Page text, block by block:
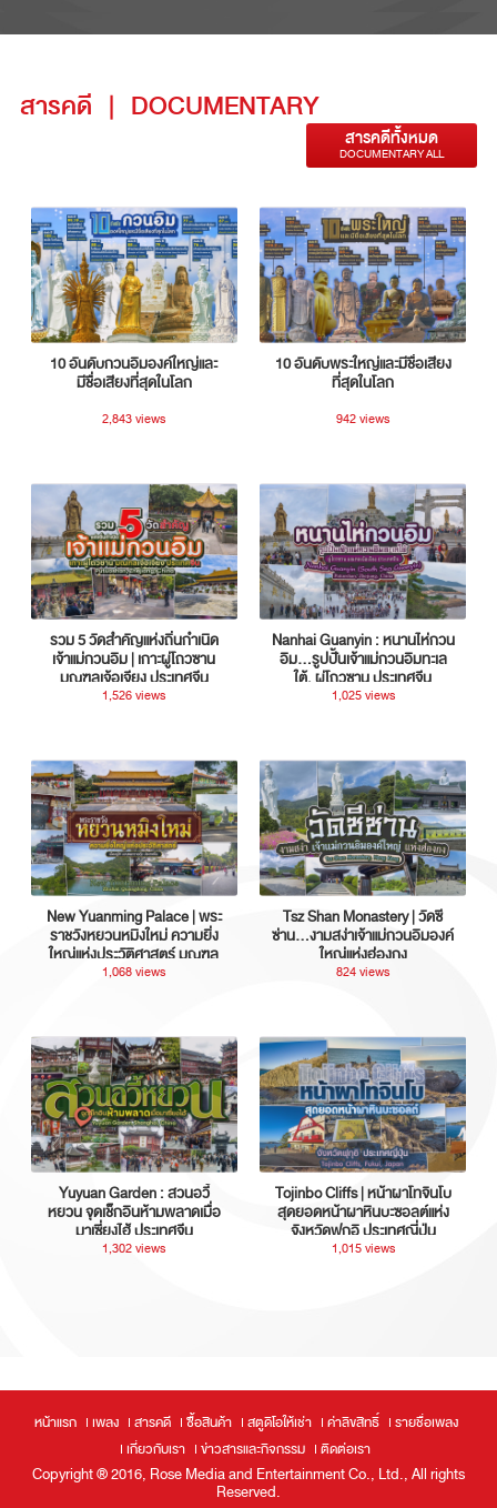
สารคดี | DOCUMENTARY
สารคดีทั้งหมด
DOCUMENTARY ALL
10 อันดับกวนอิมองค์ใหญ่และ
มีชื่อเสียงที่สุดในโลก
2,843 views
10 อันดับพระใหญ่และมีชื่อเสียง
ที่สุดในโลก
942 views
รวม 5 วัดสำคัญแห่งถิ่นกำเนิด
เจ้าแม่กวนอิม | เกาะผู่โถวซาน
มณฑลเจ้อเจียง ประเทศจีน
1,526 views
Nanhai Guanyin : หนานไห่กวน
อิม...รูปปั้นเจ้าแม่กวนอิมทะเล
ใต้, ผู่โถวซาน ประเทศจีน
1,025 views
New Yuanming Palace | พระ
ราชวังหยวนหมิงใหม่ ความยิ่ง
ใหญ่แห่งประวัติศาสตร์ มณฑล
กวางตุ้ง ประเทศจีน
1,068 views
Tsz Shan Monastery | วัดซี
ซ่าน…งามสง่าเจ้าแม่กวนอิมองค์
ใหญ่แห่งฮ่องกง
824 views
Yuyuan Garden : สวนอวี้
หยวน จุดเช็กอินห้ามพลาดเมื่อ
มาเซี่ยงไฮ้ ประเทศจีน
1,302 views
Tojinbo Cliffs | หน้าผาโทจินโบ
สุดยอดหน้าผาหินบะซอลต์แห่ง
จังหวัดฟุกุอิ ประเทศญี่ปุ่น
1,015 views
หน้าแรก เพลง สารคดี ซื้อสินค้า สตูดิโอให้เช่า ค่าลิขสิทธิ์
รายชื่อเพลง
เกี่ยวกับเรา
ข่าวสารและกิจกรรม ติดต่อเรา
Copyright ® 2016, Rose Media and Entertainment Co., Ltd., All rights
Reserved.